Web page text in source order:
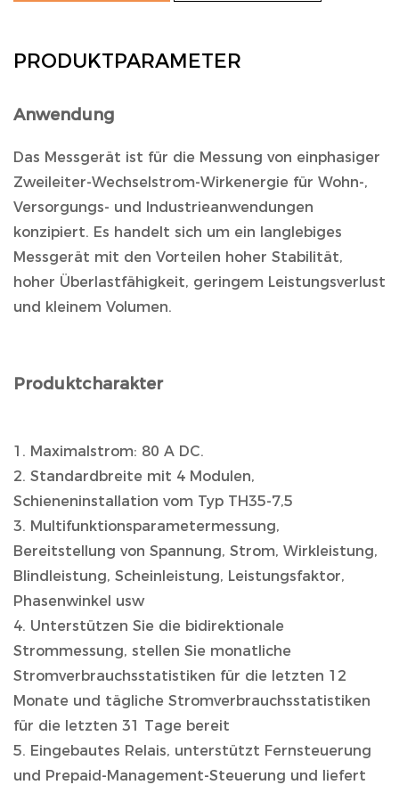
PRODUKTPARAMETER
Anwendung
Das Messgerät ist für die Messung von einphasiger
Zweileiter-Wechselstrom-Wirkenergie für Wohn-,
Versorgungs- und Industrieanwendungen
konzipiert. Es handelt sich um ein langlebiges
Messgerät mit den Vorteilen hoher Stabilität,
hoher Überlastfähigkeit, geringem Leistungsverlust
und kleinem Volumen.
Produktcharakter
1. Maximalstrom: 80 A DC.
2. Standardbreite mit 4 Modulen,
Schieneninstallation vom Typ TH35-7,5
3. Multifunktionsparametermessung,
Bereitstellung von Spannung, Strom, Wirkleistung,
Blindleistung, Scheinleistung, Leistungsfaktor,
Phasenwinkel usw
4. Unterstützen Sie die bidirektionale
Strommessung, stellen Sie monatliche
Stromverbrauchsstatistiken für die letzten 12
Monate und tägliche Stromverbrauchsstatistiken
für die letzten 31 Tage bereit
5. Eingebautes Relais, unterstützt Fernsteuerung
und Prepaid-Management-Steuerung und liefert